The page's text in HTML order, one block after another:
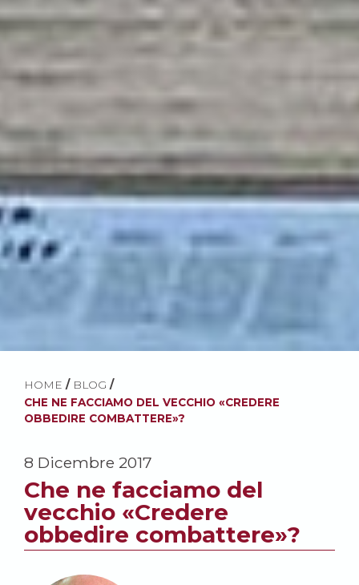
HOME / BLOG /
CHE NE FACCIAMO DEL VECCHIO «CREDERE
OBBEDIRE COMBATTERE»?
8 Dicembre 2017
Che ne facciamo del
vecchio «Credere
obbedire combattere»?